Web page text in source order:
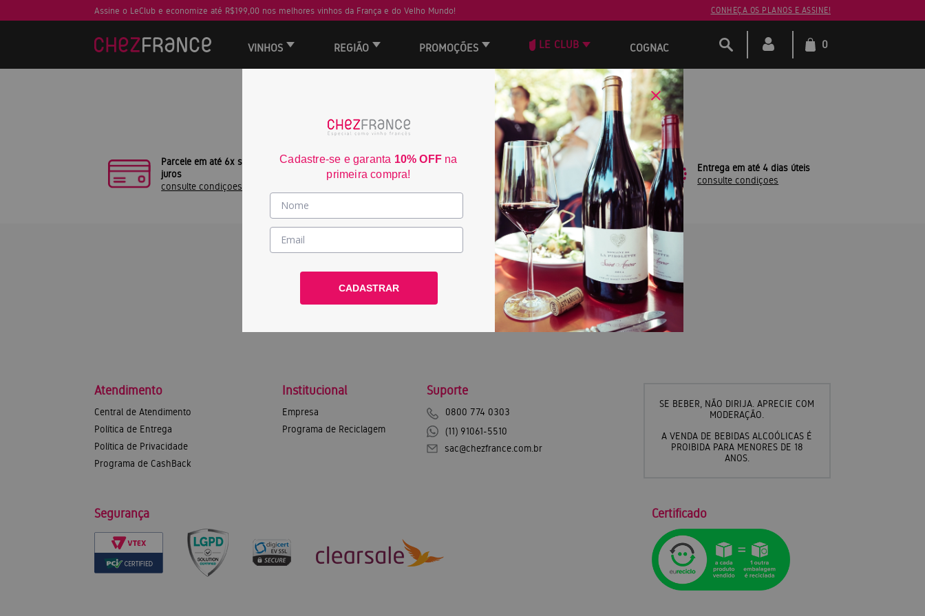
Assine o LeClub e economize até R$199,00 nos melhores vinhos da França e do Velho Mundo! CONHEÇA OS PLANOS E ASSINE!
VINHOS REGIÃO PROMOÇÕES LE CLUB COGNAC 0
Parcele em até 6x sem
juros
consulte condiçoes
Frete Grátis acima de
R$350
3% de desconto no boleto
consulte condiçoes
Entrega em até 4 dias úteis
consulte condiçoes
ACOMPANHE A CHEZ FRANCE
Atendimento
Central de Atendimento
Política de Entrega
Política de Privacidade
Programa de CashBack
Institucional
Empresa
Programa de Reciclagem
Suporte
0800 774 0303
(11) 91061-5510
sac@chezfrance.com.br
SE BEBER, NÃO DIRIJA. APRECIE COM
MODERAÇÃO.
A VENDA DE BEBIDAS ALCOÓLICAS É
PROIBIDA PARA MENORES DE 18
ANOS.
Segurança Certificado
Cadastre-se e garanta 10% OFF na
primeira compra!
CADASTRAR